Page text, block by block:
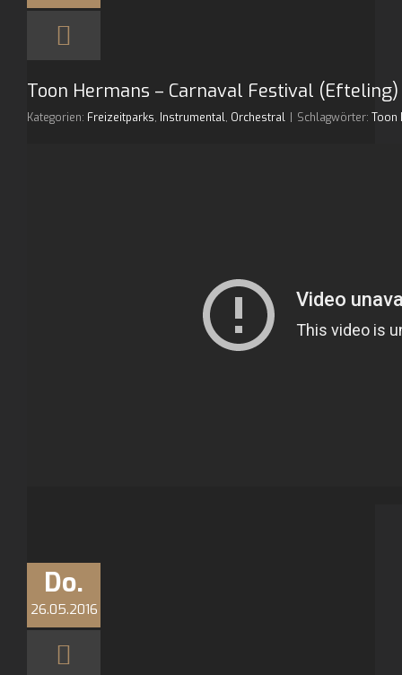
Toon Hermans – Carnaval Festival (Efteling)
Kategorien: Freizeitparks, Instrumental, Orchestral Schlagwörter: Toon
Do.
26.05.2016